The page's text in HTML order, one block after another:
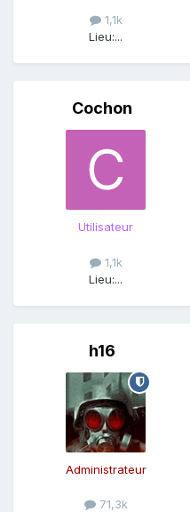
1,1k
Lieu:...
Cochon
Utilisateur
1,1k
Lieu:...
h16
Administrateur
71,3k